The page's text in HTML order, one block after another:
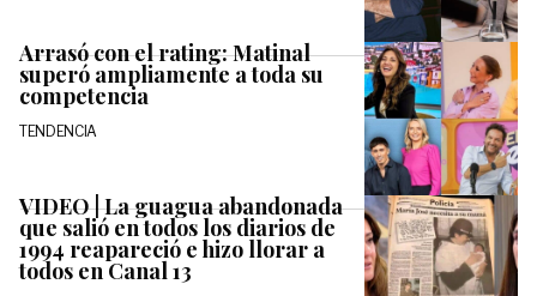
Arrasó con el rating: Matinal
superó ampliamente a toda su
competencia
TENDENCIA
VIDEO | La guagua abandonada
que salió en todos los diarios de
1994 reapareció e hizo llorar a
todos en Canal 13